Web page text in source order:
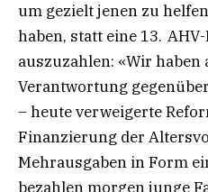
um gezielt jenen zu
haben, statt eine 13.
auszuzahlen: «Wir haben
Verantwortung
– heute verweigerte
Finanzierung der
Mehrausgaben in Form
bezahlen morgen junge